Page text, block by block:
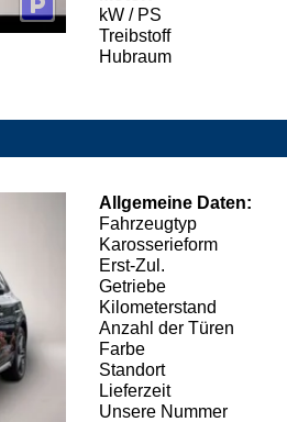
kW / PS
Treibstoff
Hubraum
Allgemeine Daten:
Fahrzeugtyp
Karosserieform
Erst-Zul.
Getriebe
Kilometerstand
Anzahl der Türen
Farbe
Standort
Lieferzeit
Unsere Nummer